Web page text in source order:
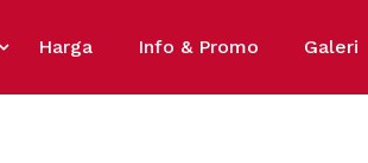
Harga Info & Promo Galeri